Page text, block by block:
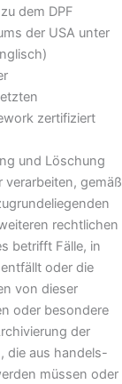
dem DPF
der USA unter
zertifiziert
und Löschung
gemäß
rechtlichen
betrifft Fälle, in
oder die
von dieser
oder besondere
der
die aus handels-
müssen oder